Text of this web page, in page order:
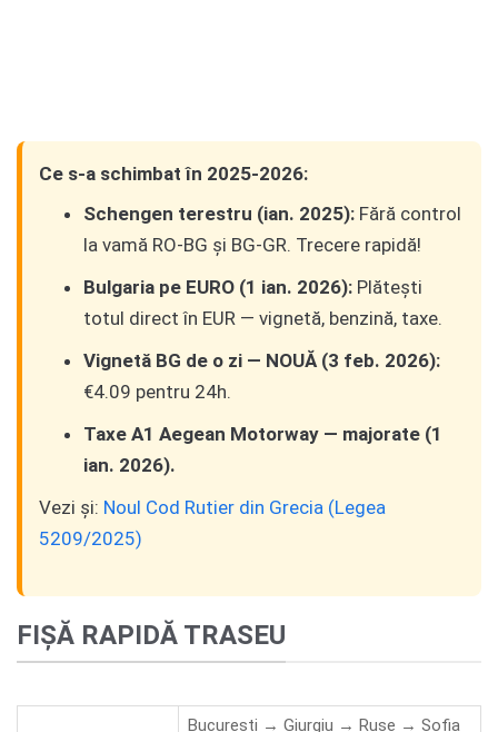
Ce s-a schimbat în 2025-2026:
Schengen terestru (ian. 2025): Fără control
la vamă RO-BG și BG-GR. Trecere rapidă!
Bulgaria pe EURO (1 ian. 2026): Plătești
totul direct în EUR — vignetă, benzină, taxe.
Vignetă BG de o zi — NOUĂ (3 feb. 2026):
€4.09 pentru 24h.
Taxe A1 Aegean Motorway — majorate (1
ian. 2026).
Vezi și: Noul Cod Rutier din Grecia (Legea
5209/2025)
FIȘĂ RAPIDĂ TRASEU
București → Giurgiu → Ruse → Sofia